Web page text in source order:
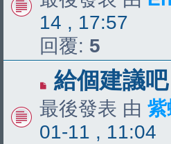
14 , 17:57
回覆: 5
給個建議吧
最後發表 由 紫
01-11 , 11:04